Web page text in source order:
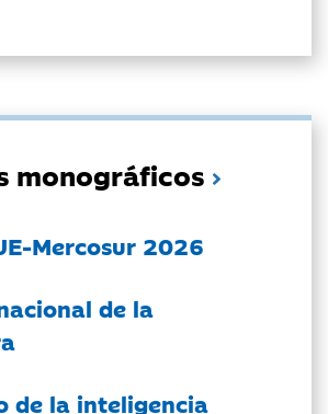
monográficos
Mercosur 2026
de la
de la inteligencia